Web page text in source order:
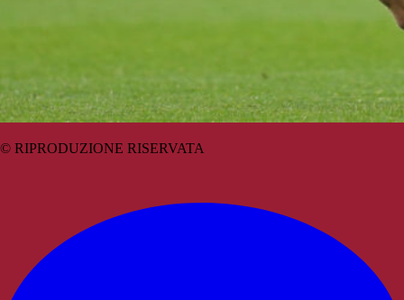
© RIPRODUZIONE RISERVATA